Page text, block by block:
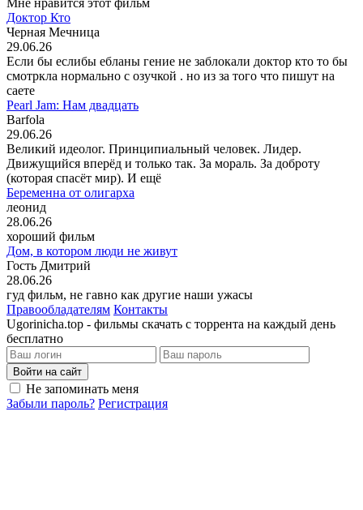
Доктор Кто
Черная Мечница
29.06.26
Если бы еслибы ебланы гение не заблокали доктор кто то бы
смотркла нормально с озучкой . но из за того что пишут на
саете
Pearl Jam: Нам двадцать
Barfola
29.06.26
Великий идеолог. Принципиальный человек. Лидер.
Движущийся вперёд и только так. За мораль. За доброту
(которая спасёт мир). И ещё
Беременна от олигарха
леонид
28.06.26
хороший фильм
Дом, в котором люди не живут
Гость Дмитрий
28.06.26
гуд фильм, не гавно как другие наши ужасы
Правообладателям Контакты
Ugorinicha.top - фильмы скачать с торрента на каждый день
бесплатно
Войти на сайт
Не запоминать меня
Забыли пароль? Регистрация